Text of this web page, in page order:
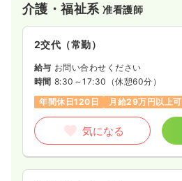
介護・福祉系准看護師
2交代（常勤）
給与 お問い合わせください
時間 8:30～17:30 （休憩60分）
年間休日120日
月給29万円以上可
気になる